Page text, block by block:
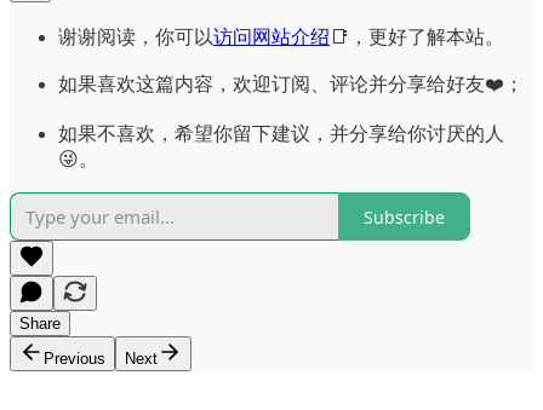
谢谢阅读，你可以访问网站介绍 📑，更好了解本站。
如果喜欢这篇内容，欢迎订阅、评论并分享给好友❤️；
如果不喜欢，希望你留下建议，并分享给你讨厌的人
😜。
Subscribe
Share
Previous
Next